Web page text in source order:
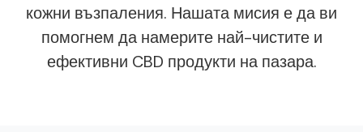
кожни възпаления. Нашата мисия е да ви
помогнем да намерите най-чистите и
ефективни CBD продукти на пазара.